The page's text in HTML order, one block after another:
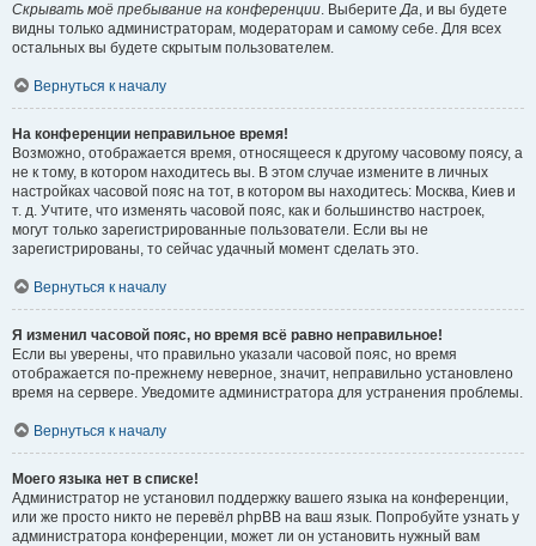
Скрывать моё пребывание на конференции. ВыберитеДа, и вы будете
видны только администраторам, модераторам и самому себе. Для всех
остальных вы будете скрытым пользователем.
Вернуться к началу
На конференции неправильное время!
Возможно, отображается время, относящееся к другому часовому поясу, а
не к тому, в котором находитесь вы. В этом случае измените в личных
настройках часовой пояс на тот, в котором вы находитесь: Москва, Киев и
т. д. Учтите, что изменять часовой пояс, как и большинство настроек,
могут только зарегистрированные пользователи. Если вы не
зарегистрированы, то сейчас удачный момент сделать это.
Вернуться к началу
Я изменил часовой пояс, но время всё равно неправильное!
Если вы уверены, что правильно указали часовой пояс, но время
отображается по-прежнему неверное, значит, неправильно установлено
время на сервере. Уведомите администратора для устранения проблемы.
Вернуться к началу
Моего языка нет в списке!
Администратор не установил поддержку вашего языка на конференции,
или же просто никто не перевёл phpBB на ваш язык. Попробуйте узнать у
администратора конференции, может ли он установить нужный вам